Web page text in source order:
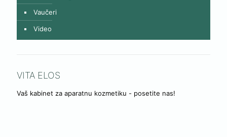
Vaučeri
Video
VITA ELOS
Vaš kabinet za aparatnu kozmetiku - posetite nas!